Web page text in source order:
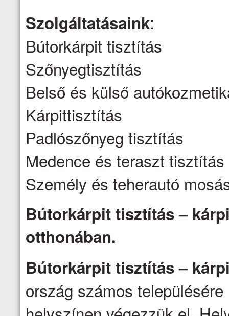
Szolgáltatásaink:
Bútorkárpit tisztítás
Szőnyegtisztítás
Belső és külső
Kárpittisztítás
Padlószőnyeg tisztítás
Medence és teraszt tisztítás
Személy és teherautó
Bútorkárpit tisztítás –
otthonában.
Bútorkárpit tisztítás –
ország számos